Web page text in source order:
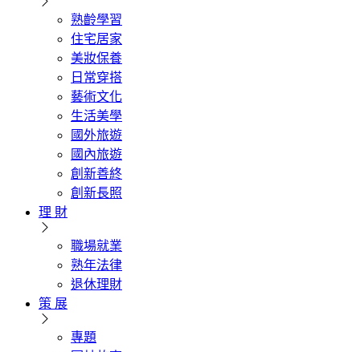
熟齡學習
住宅居家
美妝保養
日常穿搭
藝術文化
生活美學
國外旅遊
國內旅遊
創新善終
創新長照
理 財
職場就業
熟年法律
退休理財
策 展
專題